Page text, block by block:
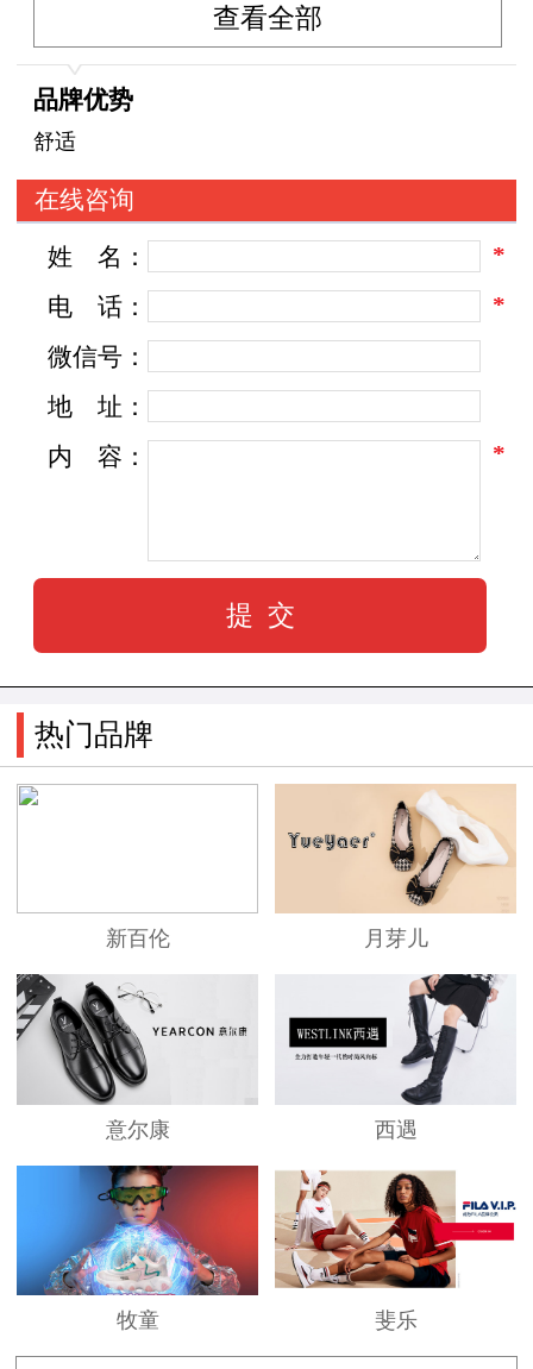
该品牌多年来坚持进行款型研发、皮革制造，探
寻实现儿童足部健康发育与鞋履设计的结合，将
童鞋时尚度和健康实穿性结合。
查看全部
品牌优势
舒适
在线咨询
姓
名：
*
电
话：
*
微信号：
地
址：
内
容： *
热门品牌
新百伦 月芽儿
意尔康 西遇
牧童 斐乐